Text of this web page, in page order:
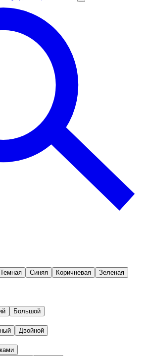
Темная Синяя Коричневая Зеленая
Большой
Двойной